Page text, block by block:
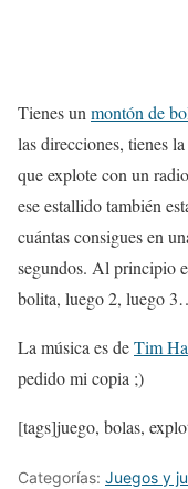
Tienes unmontón de
las direcciones, tienes
que explote con un
ese estallido también
cuántas consigues en
segundos. Al principio
bolita, luego 2, luego
La música es deTim
pedido mi copia ;)
[tags]juego, bolas,
Categorías: Juegos y